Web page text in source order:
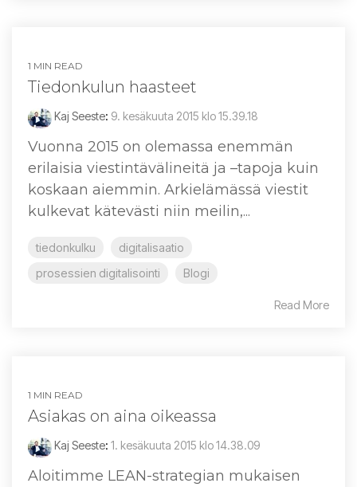
1 MIN READ
Tiedonkulun haasteet
Kaj Seeste: 9. kesäkuuta 2015 klo 15.39.18
Vuonna 2015 on olemassa enemmän
erilaisia viestintävälineitä ja –tapoja kuin
koskaan aiemmin. Arkielämässä viestit
kulkevat kätevästi niin meilin,...
tiedonkulku
digitalisaatio
prosessien digitalisointi
Blogi
Read More
1 MIN READ
Asiakas on aina oikeassa
Kaj Seeste: 1. kesäkuuta 2015 klo 14.38.09
Aloitimme LEAN-strategian mukaisen